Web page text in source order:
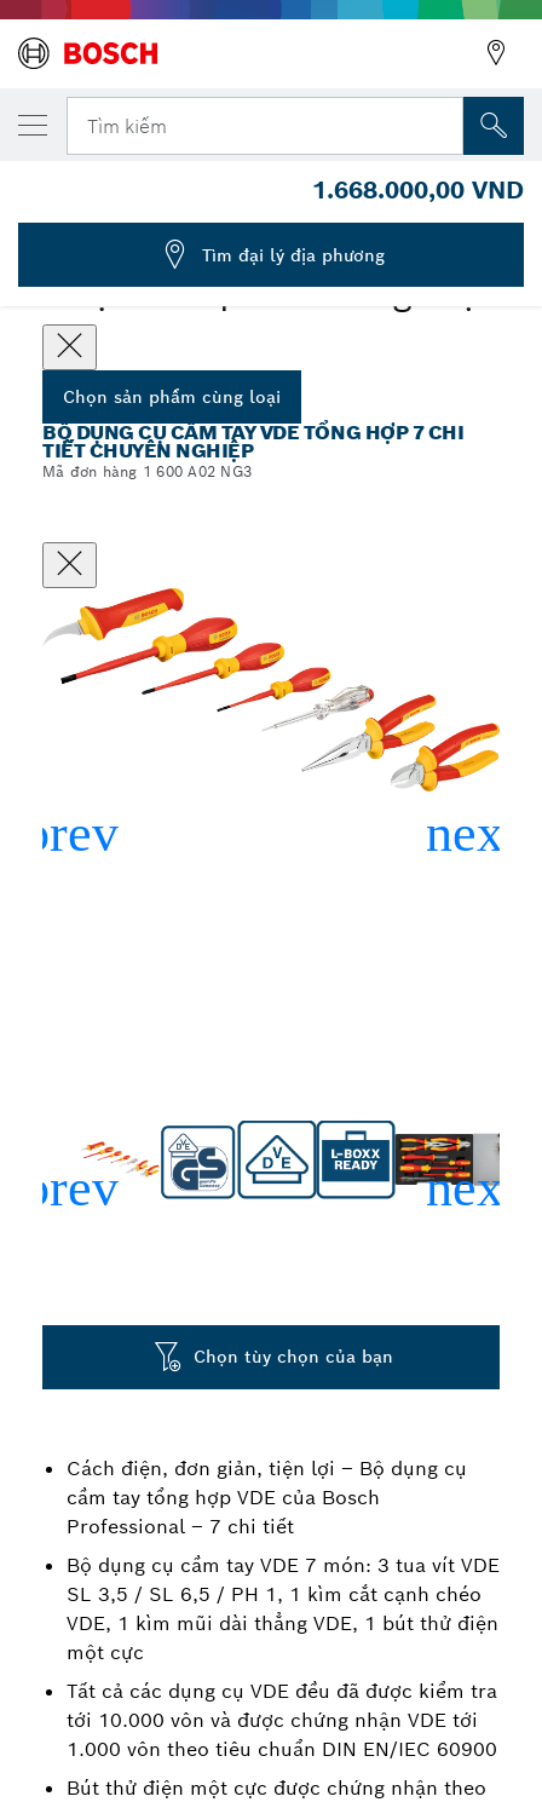
Tìm kiếm
Bộ dụng cụ cầm tay VDE tổng hợp 7 chi tiết chuyên nghiệp
Chọn sản phẩm cùng loại
Chọn sản phẩm cùng loại
BỘ DỤNG CỤ CẦM TAY VDE TỔNG HỢP 7 CHI
TIẾT CHUYÊN NGHIỆP
Mã đơn hàng 1 600 A02 NG3
Cách điện, đơn giản, tiện lợi – Bộ dụng cụ
cầm tay tổng hợp VDE của Bosch
Professional – 7 chi tiết
Bộ dụng cụ cầm tay VDE 7 món: 3 tua vít VDE
SL 3,5 / SL 6,5 / PH 1, 1 kìm cắt cạnh chéo
VDE, 1 kìm mũi dài thẳng VDE, 1 bút thử điện
một cực
Tất cả các dụng cụ VDE đều đã được kiểm tra
tới 10.000 vôn và được chứng nhận VDE tới
1.000 vôn theo tiêu chuẩn DIN EN/IEC 60900
Bút thử điện một cực được chứng nhận theo
Chọn tùy chọn của bạn
SẢN PHẨM CÙNG LOẠI ĐÃ CHỌN
Bộ dụng cụ cầm tay VDE, 7 cái
1 600 A02 NG3
1.668.000,00 VND
Tìm đại lý địa phương